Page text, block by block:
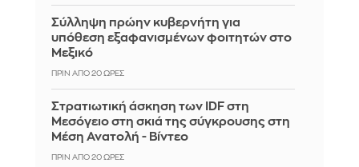
Σύλληψη πρώην κυβερνήτη για
υπόθεση εξαφανισμένων φοιτητών στο
Μεξικό
ΠΡΙΝ ΑΠΌ 20 ΏΡΕΣ
Στρατιωτική άσκηση των IDF στη
Μεσόγειο στη σκιά της σύγκρουσης στη
Μέση Ανατολή - Βίντεο
ΠΡΙΝ ΑΠΌ 20 ΏΡΕΣ